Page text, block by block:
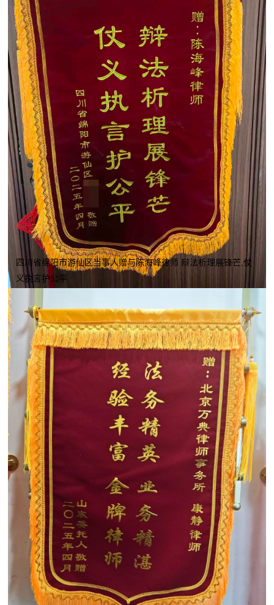
四川省绵阳市游仙区当事人赠与陈海峰律师 辩法析理展锋芒,仗
义执言护公平